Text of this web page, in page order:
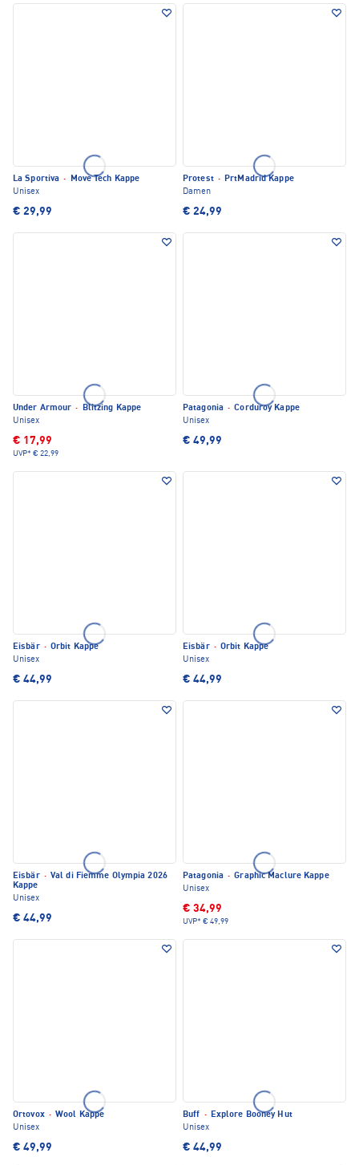
La Sportiva ·
Move Tech Kappe
Unisex
€ 29,99
Protest · PrtMadrid Kappe
Damen
€ 24,99
Under Armour ·
Blitzing Kappe
Unisex
€ 17,99
UVP* € 22,99
Patagonia · Corduroy Kappe
Unisex
€ 49,99
Eisbär · Orbit Kappe
Unisex
€ 44,99
Eisbär · Orbit Kappe
Unisex
€ 44,99
Eisbär · Val di Fiemme Olympia 2026
Kappe
Unisex
€ 44,99
Patagonia · Graphic Maclure Kappe
Unisex
€ 34,99
UVP* € 49,99
Ortovox · Wool Kappe
Unisex
€ 49,99
Buff · Explore Booney Hut
Unisex
€ 44,99